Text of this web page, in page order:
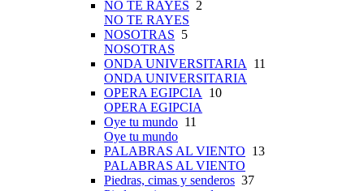
NO TE RAYES 2
NO TE RAYES
NOSOTRAS 5
NOSOTRAS
ONDA UNIVERSITARIA
11
ONDA UNIVERSITARIA
OPERA EGIPCIA
10
OPERA EGIPCIA
Oye tu mundo 11
Oye tu mundo
PALABRAS AL VIENTO 13
PALABRAS AL VIENTO
Piedras, cimas y senderos 37